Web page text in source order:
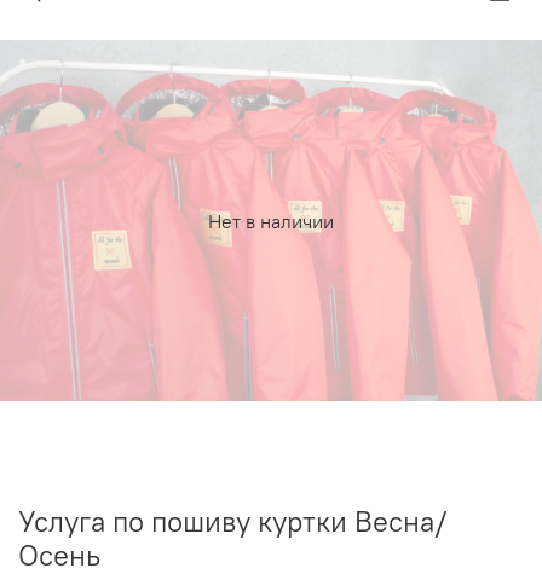
Нет в наличии
Услуга по пошиву куртки Весна/
Осень